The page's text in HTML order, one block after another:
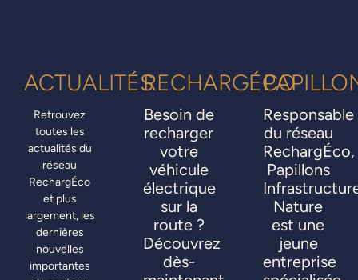
ACTUALITÉS
Retrouvez
toutes les
actualités du
réseau
RechargÉco
et plus
largement, les
dernières
nouvelles
importantes
RECHARGÉCO
Besoin de
recharger
votre
véhicule
électrique
sur la
route ?
Découvrez
dès-
Responsable
du réseau
RechargÉco,
Papillons
Nature
est une
jeune
entreprise